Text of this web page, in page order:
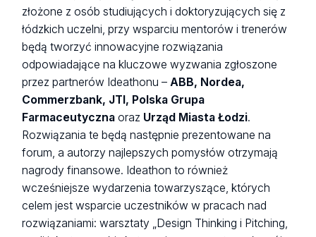
złożone z osób studiujących i doktoryzujących się z
łódzkich uczelni, przy wsparciu mentorów i trenerów
będą tworzyć innowacyjne rozwiązania
odpowiadające na kluczowe wyzwania zgłoszone
przez partnerów Ideathonu – ABB, Nordea,
Commerzbank, JTI, Polska Grupa
Farmaceutyczna oraz Urząd Miasta Łodzi.
Rozwiązania te będą następnie prezentowane na
forum, a autorzy najlepszych pomysłów otrzymają
nagrody finansowe. Ideathon to również
wcześniejsze wydarzenia towarzyszące, których
celem jest wsparcie uczestników w pracach nad
rozwiązaniami: warsztaty „Design Thinking i Pitching,